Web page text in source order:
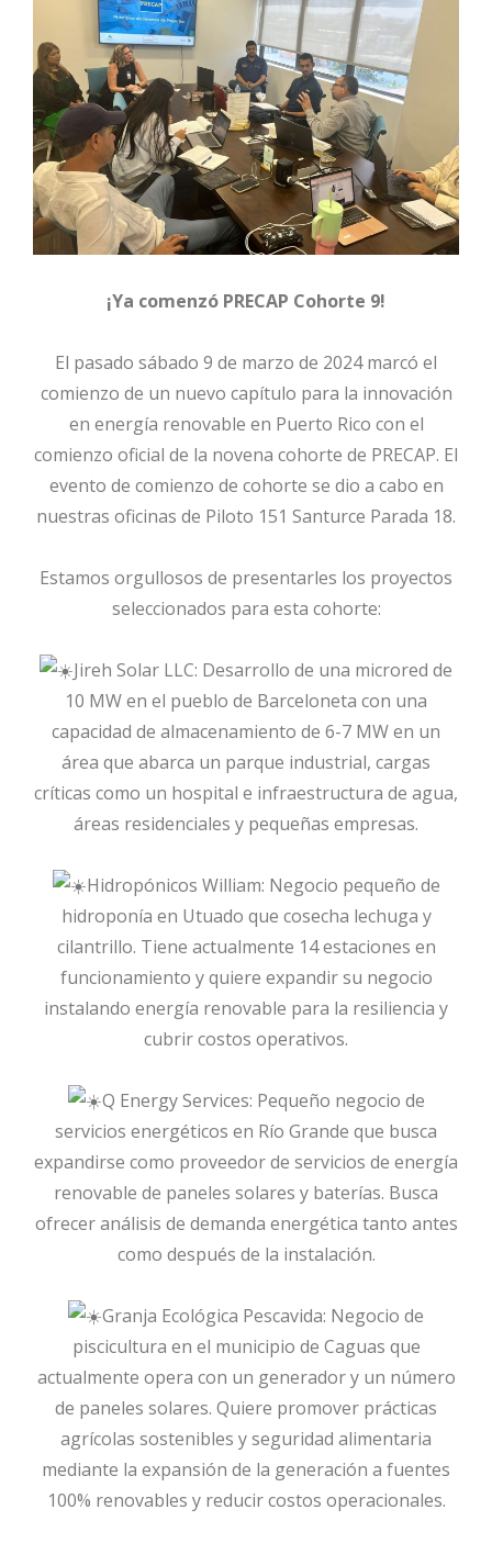
¡Ya comenzó PRECAP Cohorte 9!
El pasado sábado 9 de marzo de 2024 marcó el
comienzo de un nuevo capítulo para la innovación
en energía renovable en Puerto Rico con el
comienzo oficial de la novena cohorte de PRECAP. El
evento de comienzo de cohorte se dio a cabo en
nuestras oficinas de Piloto 151 Santurce Parada 18.
Estamos orgullosos de presentarles los proyectos
seleccionados para esta cohorte:
Jireh Solar LLC: Desarrollo de una microred de
10 MW en el pueblo de Barceloneta con una
capacidad de almacenamiento de 6-7 MW en un
área que abarca un parque industrial, cargas
críticas como un hospital e infraestructura de agua,
áreas residenciales y pequeñas empresas.
Hidropónicos William: Negocio pequeño de
hidroponía en Utuado que cosecha lechuga y
cilantrillo. Tiene actualmente 14 estaciones en
funcionamiento y quiere expandir su negocio
instalando energía renovable para la resiliencia y
cubrir costos operativos.
Q Energy Services: Pequeño negocio de
servicios energéticos en Río Grande que busca
expandirse como proveedor de servicios de energía
renovable de paneles solares y baterías. Busca
ofrecer análisis de demanda energética tanto antes
como después de la instalación.
Granja Ecológica Pescavida: Negocio de
piscicultura en el municipio de Caguas que
actualmente opera con un generador y un número
de paneles solares. Quiere promover prácticas
agrícolas sostenibles y seguridad alimentaria
mediante la expansión de la generación a fuentes
100% renovables y reducir costos operacionales.